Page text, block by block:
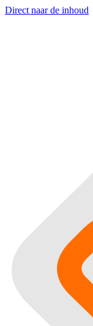
Direct naar de inhoud